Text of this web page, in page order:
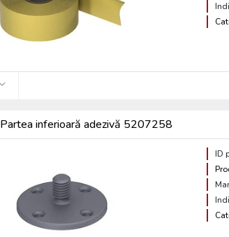
inferioară adezivă 5207258
ID